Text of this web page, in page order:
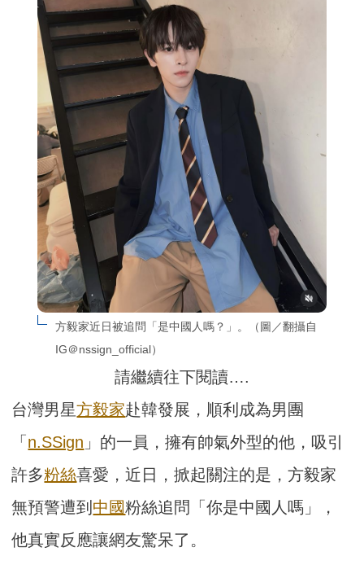
方毅家近日被追問「是中國人嗎？」。（圖／翻攝自
IG＠nssign_official）
請繼續往下閱讀….
台灣男星方毅家赴韓發展，順利成為男團
「 n.SSign 」的一員，擁有帥氣外型的他，吸引
許多粉絲喜愛，近日，掀起關注的是，方毅家
無預警遭到 中國粉絲追問「你是中國人嗎」，
他真實反應讓網友驚呆了。